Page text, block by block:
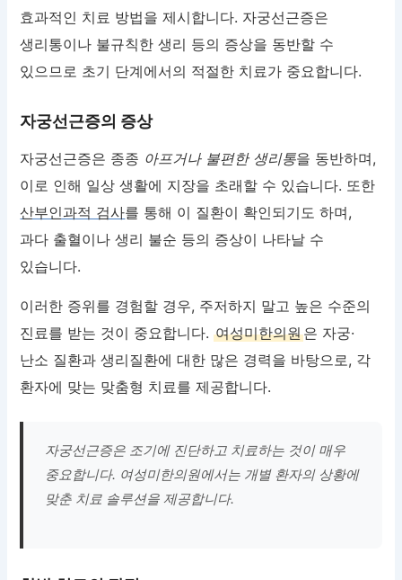
효과적인 치료 방법을 제시합니다. 자궁선근증은
생리통이나 불규칙한 생리 등의 증상을 동반할 수
있으므로 초기 단계에서의 적절한 치료가 중요합니다.
자궁선근증의 증상
자궁선근증은 종종 아프거나 불편한 생리통을 동반하며,
이로 인해 일상 생활에 지장을 초래할 수 있습니다. 또한
산부인과적 검사를 통해 이 질환이 확인되기도 하며,
과다 출혈이나 생리 불순 등의 증상이 나타날 수
있습니다.
이러한 증위를 경험할 경우, 주저하지 말고 높은 수준의
진료를 받는 것이 중요합니다.여성미한의원은 자궁·
난소 질환과 생리질환에 대한 많은 경력을 바탕으로, 각
환자에 맞는 맞춤형 치료를 제공합니다.
자궁선근증은 조기에 진단하고 치료하는 것이 매우
중요합니다. 여성미한의원에서는 개별 환자의 상황에
맞춘 치료 솔루션을 제공합니다.